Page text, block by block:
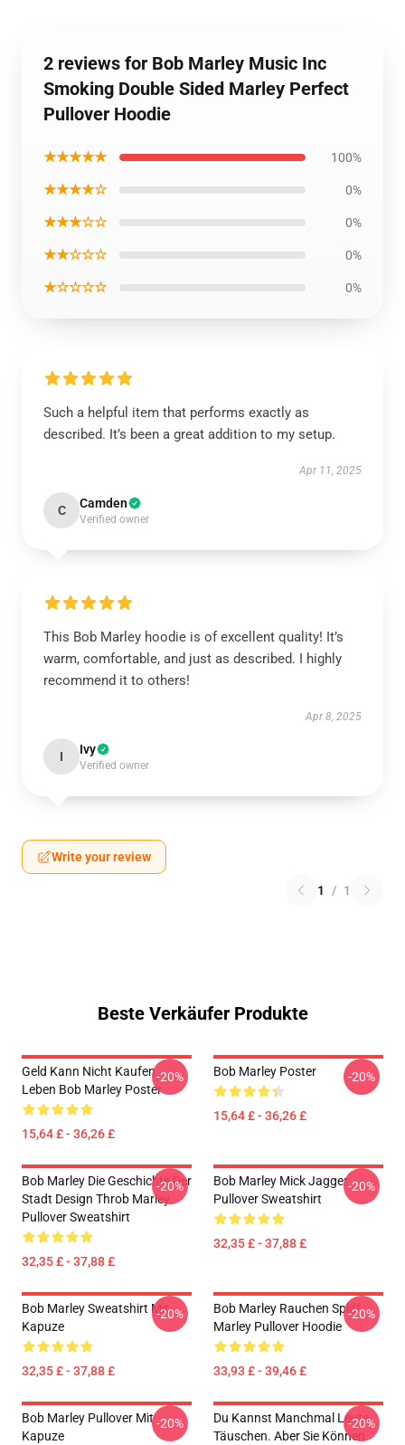
2 reviews for Bob Marley Music Inc
Smoking Double Sided Marley Perfect
Pullover Hoodie
★★★★★ 100%
★★★★☆ 0%
★★★☆☆ 0%
★★☆☆☆ 0%
★☆☆☆☆ 0%
Such a helpful item that performs exactly as
described. It’s been a great addition to my setup.
Apr 11, 2025
C Camden
Verified owner
This Bob Marley hoodie is of excellent quality! It’s
warm, comfortable, and just as described. I highly
recommend it to others!
Apr 8, 2025
I Ivy
Verified owner
Write your review
1 / 1
Beste Verkäufer Produkte
Geld Kann Nicht Kaufen
Leben Bob Marley Poster
15,64 £ - 36,26 £
-20% Bob Marley Poster
15,64 £ - 36,26 £
-20%
Bob Marley Die Geschichte Der
Stadt Design Throb Marley
Pullover Sweatshirt
32,35 £ - 37,88 £
-20%
Bob Marley Mick Jagger
Pullover Sweatshirt
32,35 £ - 37,88 £
-20%
Bob Marley Sweatshirt Mit
Kapuze
32,35 £ - 37,88 £
-20%
Bob Marley Rauchen Spliff
Marley Pullover Hoodie
33,93 £ - 39,46 £
-20%
Bob Marley Pullover Mit
Kapuze
-20%
Du Kannst Manchmal Leute
Täuschen. Aber Sie Können
-20%